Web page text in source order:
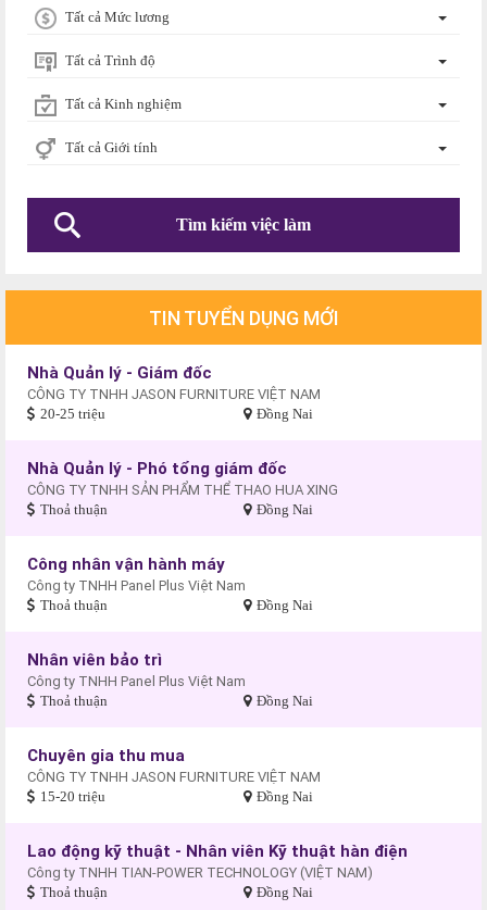
Tất cả Mức lương
Tất cả Trình độ
Tất cả Kinh nghiệm
Tất cả Giới tính
TIN TUYỂN DỤNG MỚI
Nhà Quản lý - Giám đốc
CÔNG TY TNHH JASON FURNITURE VIỆT NAM
20-25 triệu Đồng Nai
Nhà Quản lý - Phó tổng giám đốc
CÔNG TY TNHH SẢN PHẨM THỂ THAO HUA XING
Thoả thuận Đồng Nai
Công nhân vận hành máy
Công ty TNHH Panel Plus Việt Nam
Thoả thuận Đồng Nai
Nhân viên bảo trì
Công ty TNHH Panel Plus Việt Nam
Thoả thuận Đồng Nai
Chuyên gia thu mua
CÔNG TY TNHH JASON FURNITURE VIỆT NAM
15-20 triệu Đồng Nai
Lao động kỹ thuật - Nhân viên Kỹ thuật hàn điện
Công ty TNHH TIAN-POWER TECHNOLOGY (VIỆT NAM)
Thoả thuận Đồng Nai